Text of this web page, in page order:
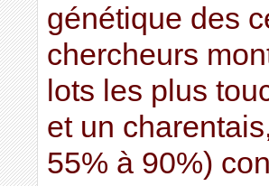
génétique des
chercheurs
lots les plus
et un
55% à 90%)